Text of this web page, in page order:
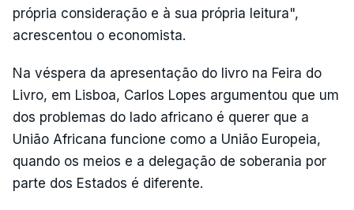
própria consideração e à sua própria leitura",
acrescentou o economista.
Na véspera da apresentação do livro na Feira do
Livro, em Lisboa, Carlos Lopes argumentou que um
dos problemas do lado africano é querer que a
União Africana funcione como a União Europeia,
quando os meios e a delegação de soberania por
parte dos Estados é diferente.